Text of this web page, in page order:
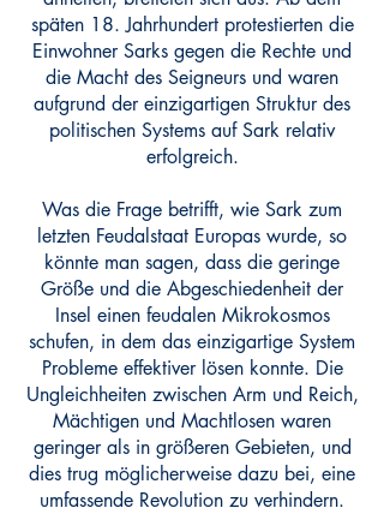
späten 18. Jahrhundert protestierten die
Einwohner Sarks gegen die Rechte und
die Macht des Seigneurs und waren
aufgrund der einzigartigen Struktur des
politischen Systems auf Sark relativ
erfolgreich.
Was die Frage betrifft, wie Sark zum
letzten Feudalstaat Europas wurde, so
könnte man sagen, dass die geringe
Größe und die Abgeschiedenheit der
Insel einen feudalen Mikrokosmos
schufen, in dem das einzigartige System
Probleme effektiver lösen konnte. Die
Ungleichheiten zwischen Arm und Reich,
Mächtigen und Machtlosen waren
geringer als in größeren Gebieten, und
dies trug möglicherweise dazu bei, eine
umfassende Revolution zu verhindern.